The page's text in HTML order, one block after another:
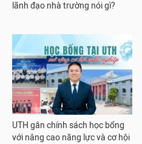
lãnh đạo nhà trường nói gì?
UTH gắn chính sách học bổng
với nâng cao năng lực và cơ hội